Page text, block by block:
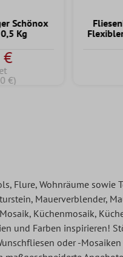
Schönox
Kg
€
€)
Wohnräume sowie
Mauerverblender,
Küchenmosaik,
und Farben inspirieren!
oder -